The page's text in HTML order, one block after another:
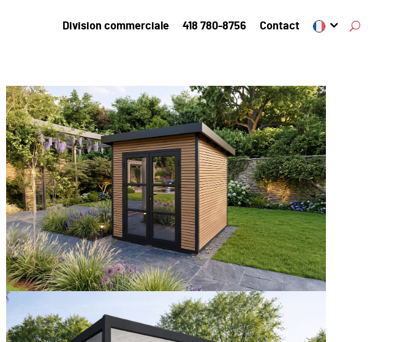
Division commerciale 418 780-8756 Contact